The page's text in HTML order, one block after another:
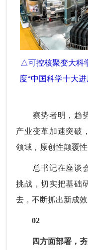
△可控核聚变大科
度“中国科学十大
察势者明，趋势
产业变革加速突破
领域，原创性颠覆
总书记在座谈会
挑战，切实把基础
去，不断抓出新成效
02
四方面部署，夯